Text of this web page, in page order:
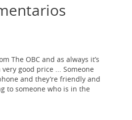
The OBC and as always it’s
good price ... Someone
and they’re friendly and
to someone who is in the